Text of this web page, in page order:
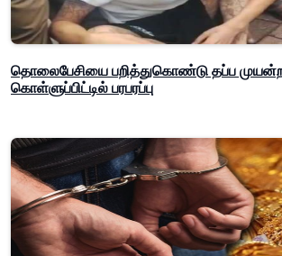
தொலைபேசியை பறித்துகொண்டு தப்ப
கொள்ளுப்பிட்டில் பரபரப்பு